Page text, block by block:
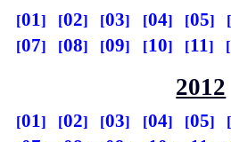
01 02 03 04 05
07
08 09 10 11
2012
01 02 03 04 05